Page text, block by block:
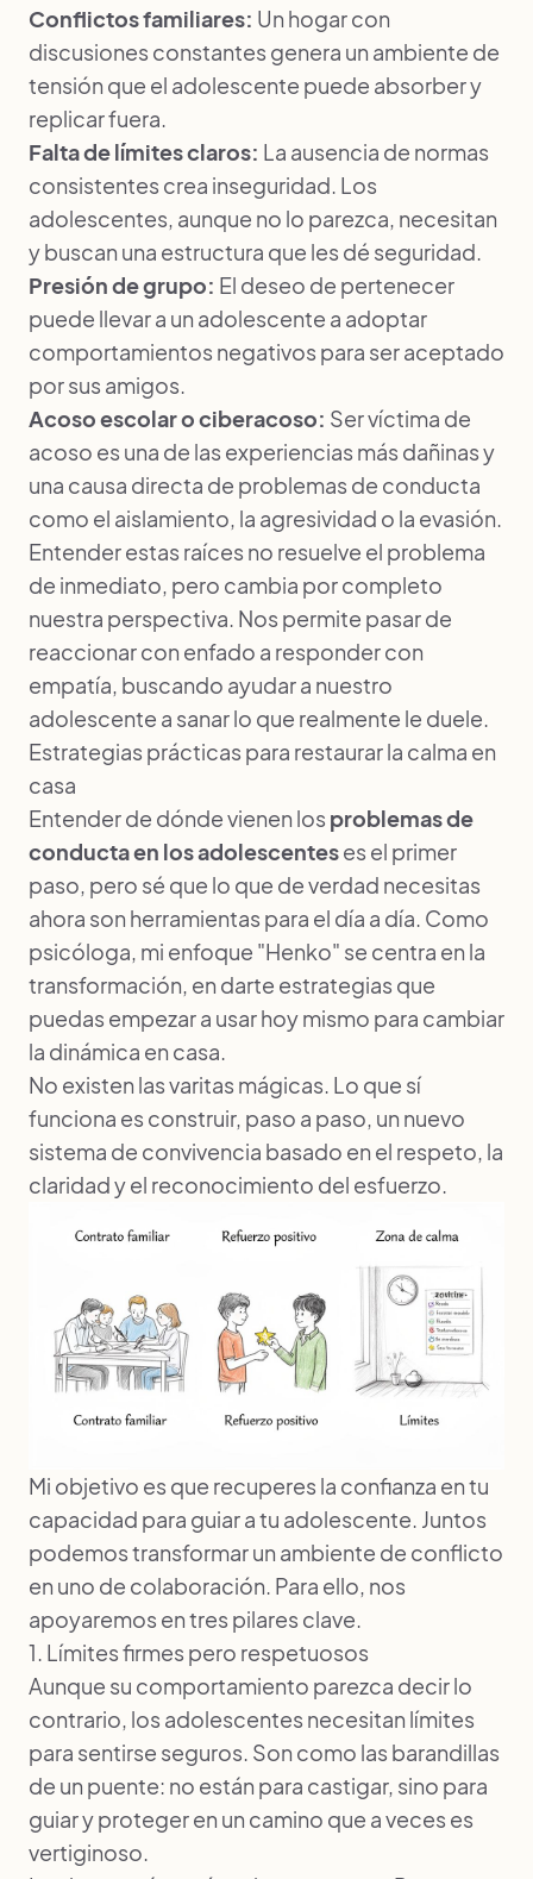
Conflictos familiares: Un hogar con
discusiones constantes genera un ambiente de
tensión que el adolescente puede absorber y
replicar fuera.
Falta de límites claros: La ausencia de normas
consistentes crea inseguridad. Los
adolescentes, aunque no lo parezca, necesitan
y buscan una estructura que les dé seguridad.
Presión de grupo: El deseo de pertenecer
puede llevar a un adolescente a adoptar
comportamientos negativos para ser aceptado
por sus amigos.
Acoso escolar o ciberacoso: Ser víctima de
acoso es una de las experiencias más dañinas y
una causa directa de problemas de conducta
como el aislamiento, la agresividad o la evasión.
Entender estas raíces no resuelve el problema
de inmediato, pero cambia por completo
nuestra perspectiva. Nos permite pasar de
reaccionar con enfado a responder con
empatía, buscando ayudar a nuestro
adolescente a sanar lo que realmente le duele.
Estrategias prácticas para restaurar la calma en
casa
Entender de dónde vienen los problemas de
conducta en los adolescenteses el primer
paso, pero sé que lo que de verdad necesitas
ahora son herramientas para el día a día. Como
psicóloga, mi enfoque "Henko" se centra en la
transformación, en darte estrategias que
puedas empezar a usar hoy mismo para cambiar
la dinámica en casa.
No existen las varitas mágicas. Lo que sí
funciona es construir, paso a paso, un nuevo
sistema de convivencia basado en el respeto, la
claridad y el reconocimiento del esfuerzo.
Mi objetivo es que recuperes la confianza en tu
capacidad para guiar a tu adolescente. Juntos
podemos transformar un ambiente de conflicto
en uno de colaboración. Para ello, nos
apoyaremos en tres pilares clave.
1. Límites firmes pero respetuosos
Aunque su comportamiento parezca decir lo
contrario, los adolescentes necesitan límites
para sentirse seguros. Son como las barandillas
de un puente: no están para castigar, sino para
guiar y proteger en un camino que a veces es
vertiginoso.